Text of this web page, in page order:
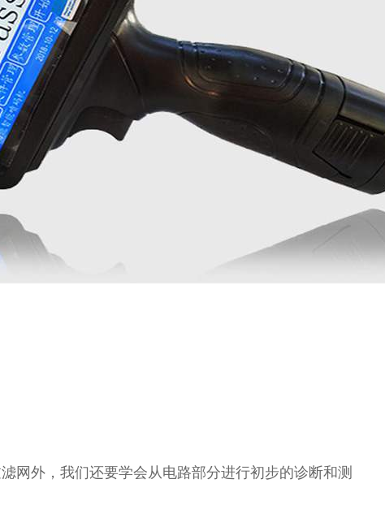
网外，我们还要学会从电路部分进行初步的诊断和测